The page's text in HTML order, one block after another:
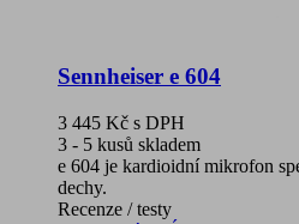
Sennheiser e 604
3 445 Kč s DPH
3 - 5 kusů skladem
e 604 je kardioidní mikrofon
dechy.
Recenze / testy